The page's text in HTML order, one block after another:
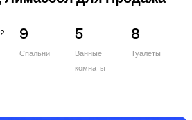
2 9
Спальни
5
Ванные
комнаты
8
Туалеты